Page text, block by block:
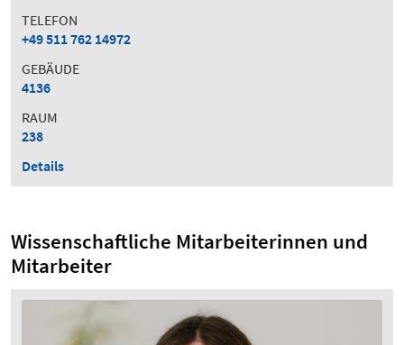
TELEFON
+49 511 762 14972
GEBÄUDE
4136
RAUM
238
Details
Wissenschaftliche Mitarbeiterinnen und
Mitarbeiter